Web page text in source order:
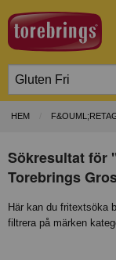
HEM
Sökresultat för
Torebrings
Här kan du fritextsöka
filtrera på märken